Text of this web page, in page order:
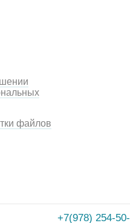
файлов
+7(978) 254-50-